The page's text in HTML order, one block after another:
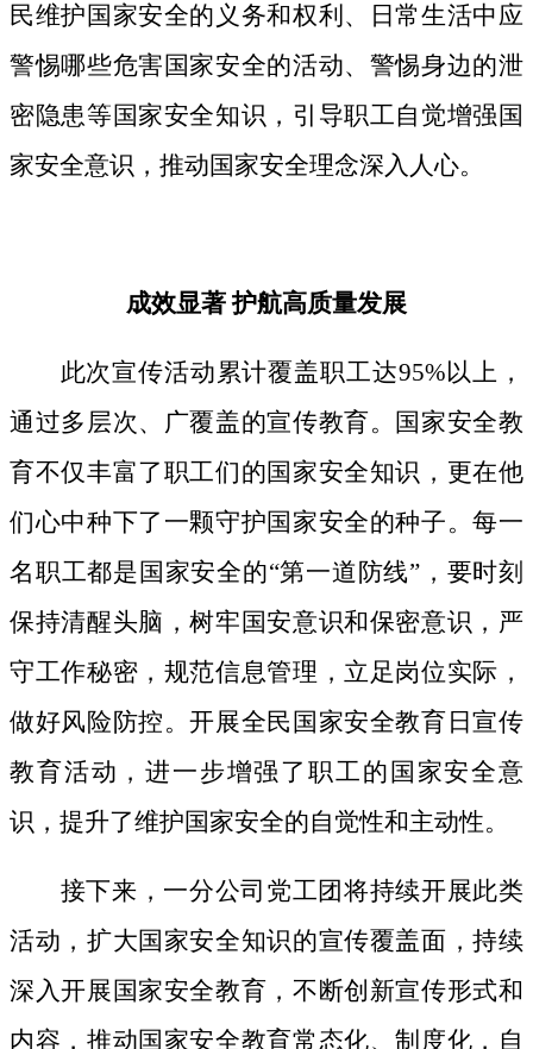
民维护国家安全的义务和权利、日常生活中应
警惕哪些危害国家安全的活动、警惕身边的泄
密隐患等国家安全知识，引导职工自觉增强国
家安全意识，推动国家安全理念深入人心。
成效显著护航高质量发展
此次宣传活动累计覆盖职工达95%以上，
通过多层次、广覆盖的宣传教育。国家安全教
育不仅丰富了职工们的国家安全知识，更在他
们心中种下了一颗守护国家安全的种子。每一
名职工都是国家安全的“第一道防线”，要时刻
保持清醒头脑，树牢国安意识和保密意识，严
守工作秘密，规范信息管理，立足岗位实际，
做好风险防控。开展全民国家安全教育日宣传
教育活动，进一步增强了职工的国家安全意
识，提升了维护国家安全的自觉性和主动性。
接下来，一分公司党工团将持续开展此类
活动，扩大国家安全知识的宣传覆盖面，持续
深入开展国家安全教育，不断创新宣传形式和
内容，推动国家安全教育常态化、制度化，自